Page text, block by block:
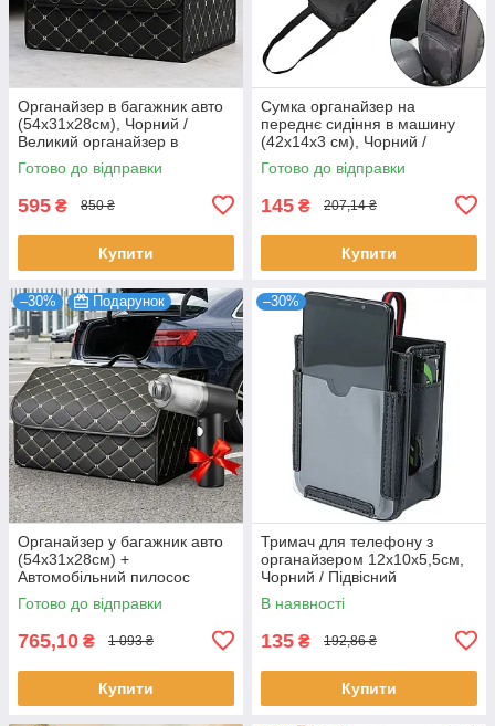
Органайзер в багажник авто
(54x31x28см), Чорний /
Великий органайзер в
машину / Сумка в багажник /
Органайзер автомобільний
Готово до відправки
595 ₴ 850 ₴
Купити
Сумка органайзер на
переднє сидіння в машину
(42х14х3 см), Чорний /
Автомобільний органайзер /
Бічний органайзер
Готово до відправки
145 ₴ 207,14 ₴
Купити
–30% Подарунок
Органайзер у багажник авто
(54x31x28см) +
Автомобільний пилосос
Vacuum cleaner / Сумка у
багажник
Готово до відправки
765,10 ₴ 1 093 ₴
Купити
–30%
Тримач для телефону з
органайзером 12х10х5,5см,
Чорний / Підвісний
автотримач для телефону на
дифлектор
В наявності
135 ₴ 192,86 ₴
Купити